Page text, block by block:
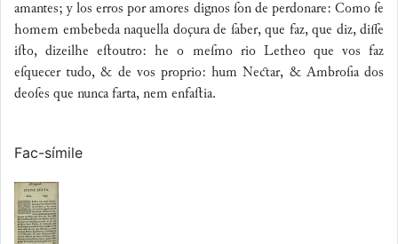
amantes; y los erros por amores dignos ſon de perdonare: Como ſe
homem embebeda naquella doçura de ſaber, que faz, que diz, die
iﬅo, dizeilhe eﬅoutro: he o meſmo rio Letheo que vos faz
eſquecer tudo, & de vos proprio: hum Near, & Ambroſia dos
deoſes que nunca farta, nem enfaﬅia.
Fac-símile